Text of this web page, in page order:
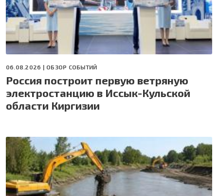
06.08.2026 | ОБЗОР СОБЫТИЙ
Россия построит первую ветряную
электростанцию в Иссык-Кульской
области Киргизии